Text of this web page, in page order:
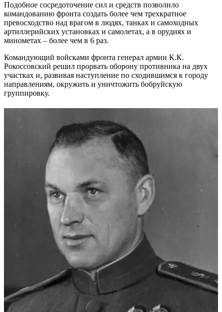
Подобное сосредоточение сил и средств позволило
командованию фронта создать более чем трехкратное
превосходство над врагом в людях, танках и самоходных
артиллерийских установках и самолетах, а в орудиях и
минометах – более чем в 6 раз.
Командующий войсками фронта генерал армии К.К.
Рокоссовский решил прорвать оборону противника на двух
участках и, развивая наступление по сходившимся к городу
направлениям, окружить и уничтожить бобруйскую
группировку.